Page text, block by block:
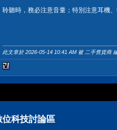
聆聽時，務必注意音量；特別注意耳機
此文章於 2026-05-14 10:41 AM 被 二手舊貨商
科技討論區